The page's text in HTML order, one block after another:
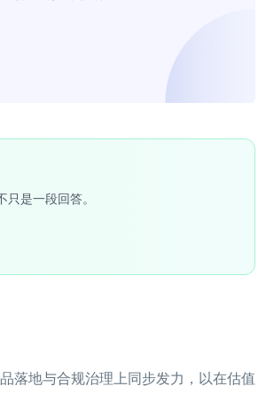
是一段回答。
落地与合规治理上同步发力，以在估值